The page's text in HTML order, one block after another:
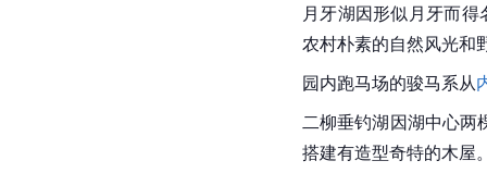
月牙湖因形似月牙而得
农村朴素的自然风光和
园内跑马场的骏马系从
二柳垂钓湖因湖中心
搭建有造型奇特的木屋